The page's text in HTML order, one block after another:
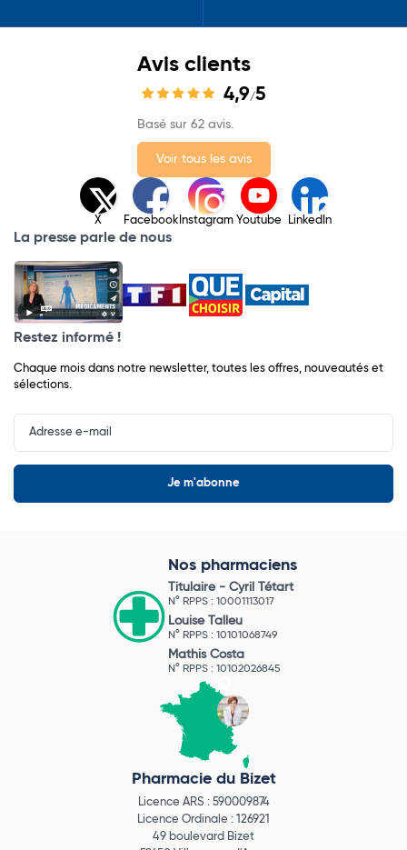
Avis clients
4,9/5
Basé sur 62 avis.
Voir tous les avis
X Facebook Instagram Youtube LinkedIn
La presse parle de nous
Restez informé !
Chaque mois dans notre newsletter, toutes les offres, nouveautés et
sélections.
Input
Newsletter
Nos pharmaciens
Titulaire - Cyril Tétart
N° RPPS : 10001113017
Louise Talleu
N° RPPS : 10101068749
Mathis Costa
N° RPPS : 10102026845
Pharmacie du Bizet
Licence ARS : 590009874
Licence Ordinale : 126921
49 boulevard Bizet